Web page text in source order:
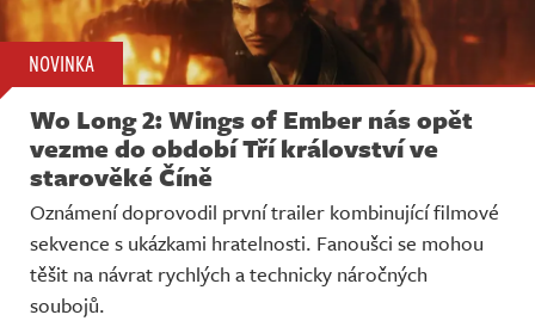
Videa
Soutěže
Databáze
Komunita
Redakce
Živě
NOVINKA
Wo Long 2: Wings of Ember nás opět
vezme do období Tří království ve
starověké Číně
Oznámení doprovodil první trailer kombinující filmové
sekvence s ukázkami hratelnosti. Fanoušci se mohou
těšit na návrat rychlých a technicky náročných
soubojů.